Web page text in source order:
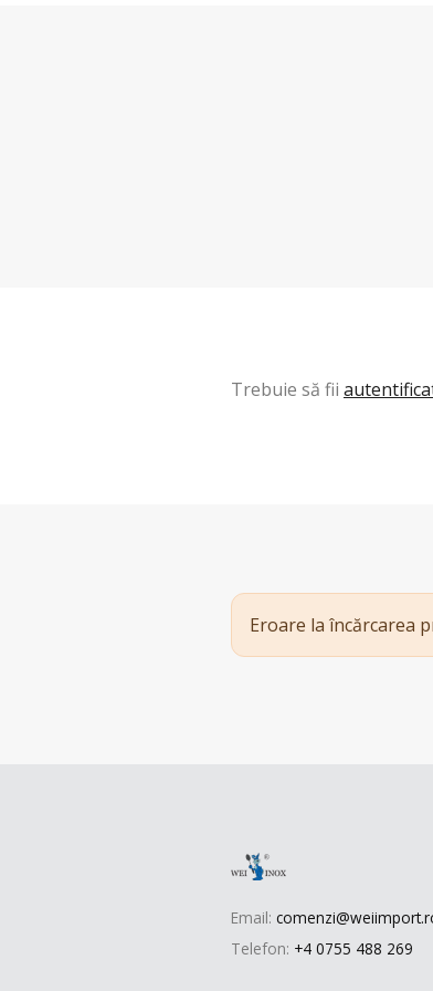
Trebuie să fii
Eroare la încărcarea
Email:
Telefon: +4 0755 488 269